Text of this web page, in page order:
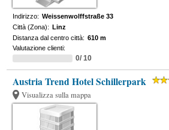
Indirizzo: Weissenwolffstraße 33
Città (Zona): Linz
Distanza dal centro città: 610 m
Valutazione clienti:
0/ 10
Austria Trend Hotel Schillerpark
Visualizza sulla mappa